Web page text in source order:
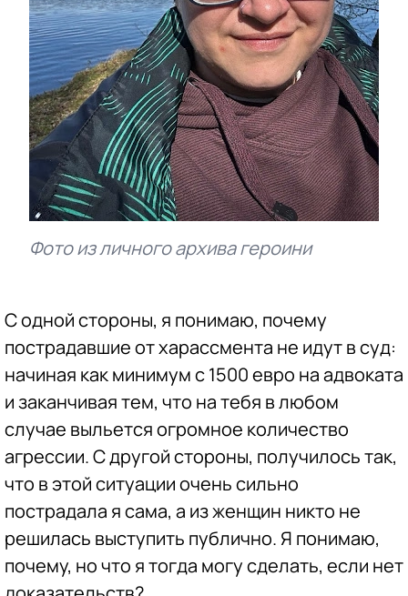
Фото из личного архива героини
С одной стороны, я понимаю, почему
пострадавшие от харассмента не идут в суд:
начиная как минимум с 1500 евро на адвоката
и заканчивая тем, что на тебя в любом
случае выльется огромное количество
агрессии. С другой стороны, получилось так,
что в этой ситуации очень сильно
пострадала я сама, а из женщин никто не
решилась выступить публично. Я понимаю,
почему, но что я тогда могу сделать, если нет